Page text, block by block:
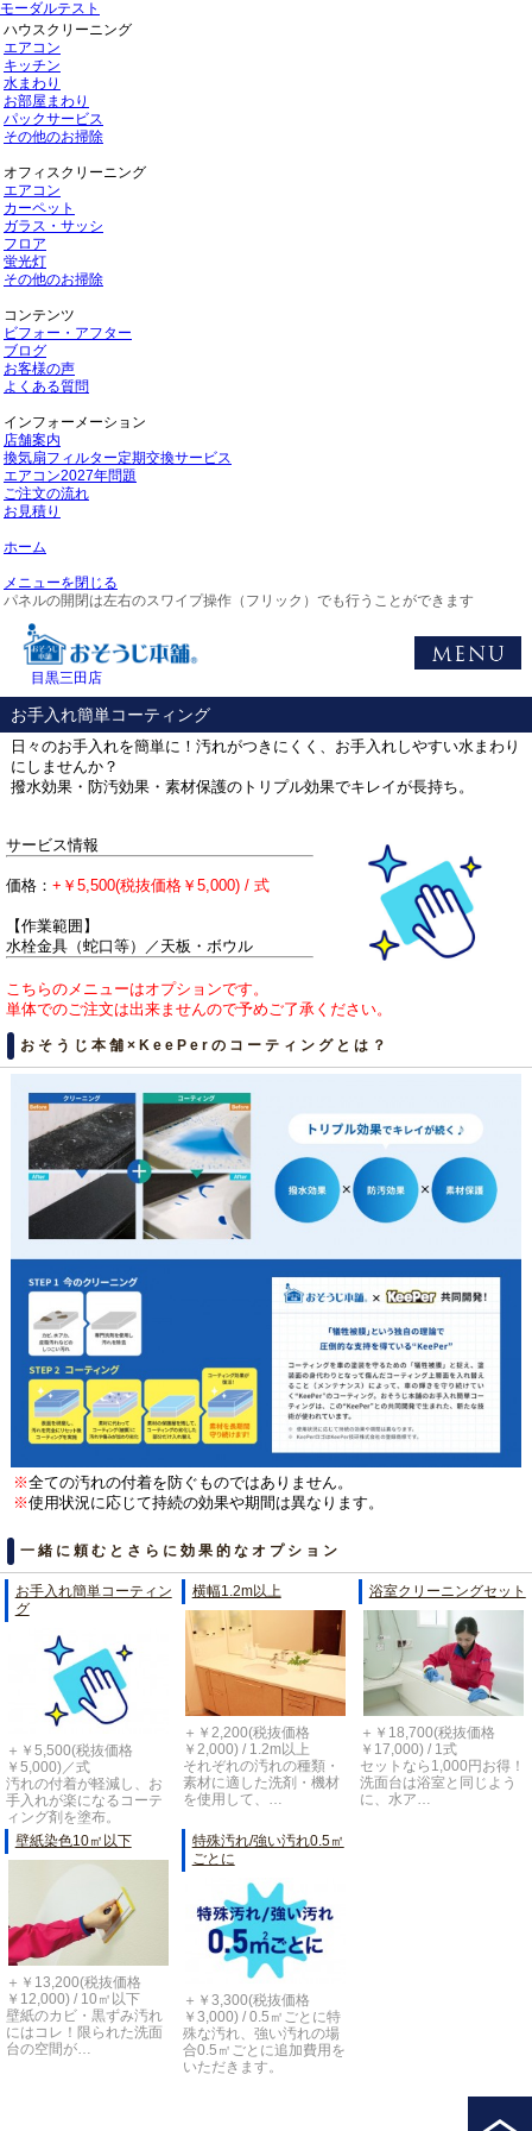
モーダルテスト
ハウスクリーニング
エアコン
キッチン
水まわり
お部屋まわり
パックサービス
その他のお掃除
オフィスクリーニング
エアコン
カーペット
ガラス・サッシ
フロア
蛍光灯
その他のお掃除
コンテンツ
ビフォー・アフター
ブログ
お客様の声
よくある質問
インフォーメーション
店舗案内
換気扇フィルター定期交換サービス
エアコン2027年問題
ご注文の流れ
お見積り
ホーム
メニューを閉じる
パネルの開閉は左右のスワイプ操作（フリック）でも行うことができます
目黒三田店
お手入れ簡単コーティング
日々のお手入れを簡単に！汚れがつきにくく、お手入れしやすい水まわり
にしませんか？
撥水効果・防汚効果・素材保護のトリプル効果でキレイが長持ち。
サービス情報
価格： +￥5,500(税抜価格￥5,000) / 式
【作業範囲】
水栓金具（蛇口等）／天板・ボウル
こちらのメニューはオプションです。
単体でのご注文は出来ませんので予めご了承ください。
おそうじ本舗×KeePerのコーティングとは？
※全ての汚れの付着を防ぐものではありません。
※使用状況に応じて持続の効果や期間は異なります。
一緒に頼むとさらに効果的なオプション
お手入れ簡単コーティン
グ
＋￥5,500(税抜価格
￥5,000)／式
汚れの付着が軽減し、お
手入れが楽になるコーテ
ィング剤を塗布。
横幅1.2m以上
＋￥2,200(税抜価格
￥2,000) / 1.2m以上
それぞれの汚れの種類・
素材に適した洗剤・機材
を使用して、…
浴室クリーニングセット
＋￥18,700(税抜価格
￥17,000) / 1式
セットなら1,000円お得！
洗面台は浴室と同じよう
に、水ア…
壁紙染色10㎡以下
＋￥13,200(税抜価格
￥12,000) / 10㎡以下
壁紙のカビ・黒ずみ汚れ
にはコレ！限られた洗面
台の空間が…
特殊汚れ/強い汚れ0.5㎡
ごとに
＋￥3,300(税抜価格
￥3,000) / 0.5㎡ごとに特
殊な汚れ、強い汚れの場
合0.5㎡ごとに追加費用を
いただきます。